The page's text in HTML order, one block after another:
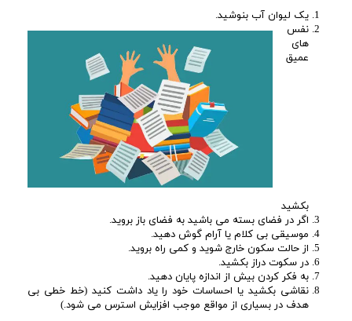
یک لیوان آب بنوشید.
نفس
های
عمیق
بکشید
اگر در فضای بسته می باشید به فضای باز بروید.
موسیقی بی کلام یا آرام گوش دهید.
از حالت سکون خارج شوید و کمی راه بروید.
در سکوت دراز بکشید.
به فکر کردن بیش از اندازه پایان دهید.
نقاشی بکشید یا احساسات خود را یاد داشت کنید (خط خطی بی
هدف در بسیاری از مواقع موجب افزایش استرس می شود.)